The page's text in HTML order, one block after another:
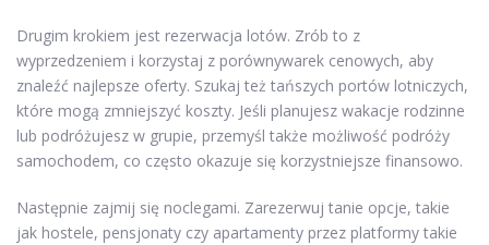
Drugim krokiem jest rezerwacja lotów. Zrób to z
wyprzedzeniem i korzystaj z porównywarek cenowych, aby
znaleźć najlepsze oferty. Szukaj też tańszych portów lotniczych,
które mogą zmniejszyć koszty. Jeśli planujesz wakacje rodzinne
lub podróżujesz w grupie, przemyśl także możliwość podróży
samochodem, co często okazuje się korzystniejsze finansowo.
Następnie zajmij się noclegami. Zarezerwuj tanie opcje, takie
jak hostele, pensjonaty czy apartamenty przez platformy takie